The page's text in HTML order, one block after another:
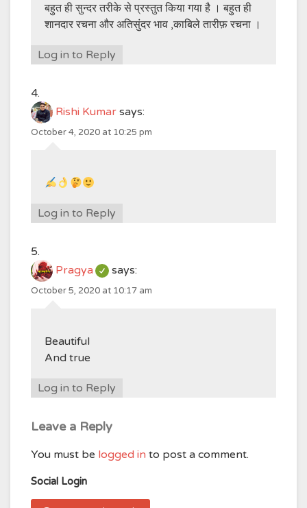
बहुत ही सुन्दर तरीके से प्रस्तुत किया गया है । बहुत ही
शानदार रचना और अतिसुंदर भाव ,काबिले तारीफ़ रचना ।
Log in to Reply
Rishi Kumar says:
October 4, 2020 at 10:25 pm
Log in to Reply
Pragya says:
October 5, 2020 at 10:17 am
Beautiful
And true
Log in to Reply
Leave a Reply
You must be logged in to post a comment.
Social Login